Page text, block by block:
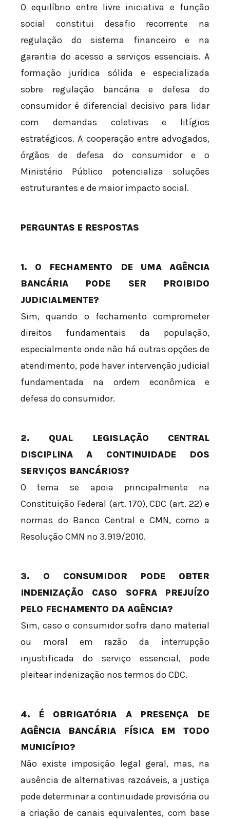
O equilíbrio entre livre iniciativa e função
social constitui desafio recorrente na
regulação do sistema financeiro e na
garantia do acesso a serviços essenciais. A
formação jurídica sólida e especializada
sobre regulação bancária e defesa do
consumidor é diferencial decisivo para lidar
com demandas coletivas e litígios
estratégicos. A cooperação entre advogados,
órgãos de defesa do consumidor e o
Ministério Público potencializa soluções
estruturantes e de maior impacto social.
PERGUNTAS E RESPOSTAS
1. O FECHAMENTO DE UMA AGÊNCIA
BANCÁRIA PODE SER PROIBIDO
JUDICIALMENTE?
Sim, quando o fechamento comprometer
direitos fundamentais da população,
especialmente onde não há outras opções de
atendimento, pode haver intervenção judicial
fundamentada na ordem econômica e
defesa do consumidor.
2. QUAL LEGISLAÇÃO CENTRAL
DISCIPLINA A CONTINUIDADE DOS
SERVIÇOS BANCÁRIOS?
O tema se apoia principalmente na
Constituição Federal (art. 170), CDC (art. 22) e
normas do Banco Central e CMN, como a
Resolução CMN nº 3.919/2010.
3. O CONSUMIDOR PODE OBTER
INDENIZAÇÃO CASO SOFRA PREJUÍZO
PELO FECHAMENTO DA AGÊNCIA?
Sim, caso o consumidor sofra dano material
ou moral em razão da interrupção
injustificada do serviço essencial, pode
pleitear indenização nos termos do CDC.
4. É OBRIGATÓRIA A PRESENÇA DE
AGÊNCIA BANCÁRIA FÍSICA EM TODO
MUNICÍPIO?
Não existe imposição legal geral, mas, na
ausência de alternativas razoáveis, a justiça
pode determinar a continuidade provisória ou
a criação de canais equivalentes, com base